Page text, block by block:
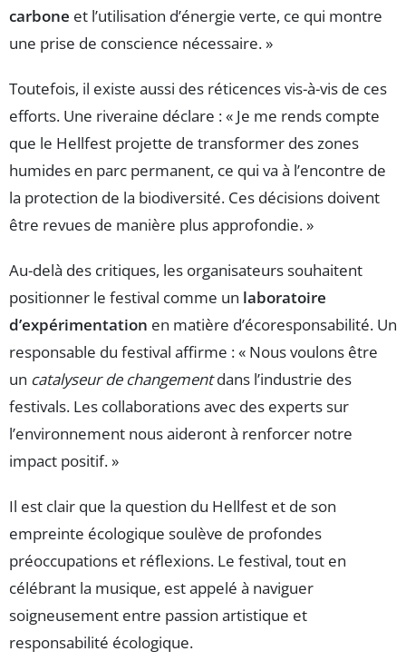
carbone et l’utilisation d’énergie verte, ce qui montre
une prise de conscience nécessaire. »
Toutefois, il existe aussi des réticences vis-à-vis de ces
efforts. Une riveraine déclare : « Je me rends compte
que le Hellfest projette de transformer des zones
humides en parc permanent, ce qui va à l’encontre de
la protection de la biodiversité. Ces décisions doivent
être revues de manière plus approfondie. »
Au-delà des critiques, les organisateurs souhaitent
positionner le festival comme un laboratoire
d’expérimentation en matière d’écoresponsabilité. Un
responsable du festival affirme : « Nous voulons être
un catalyseur de changementdans l’industrie des
festivals. Les collaborations avec des experts sur
l’environnement nous aideront à renforcer notre
impact positif. »
Il est clair que la question du Hellfest et de son
empreinte écologique soulève de profondes
préoccupations et réflexions. Le festival, tout en
célébrant la musique, est appelé à naviguer
soigneusement entre passion artistique et
responsabilité écologique.